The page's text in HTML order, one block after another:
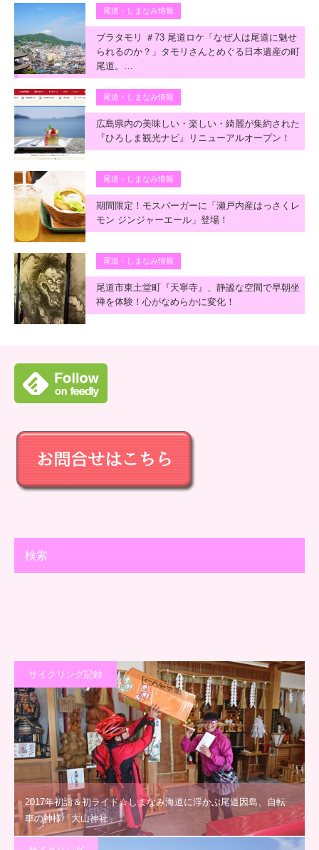
尾道・しまなみ情報
ブラタモリ ＃73 尾道ロケ「なぜ人は尾道に魅せ
られるのか？」タモリさんとめぐる日本遺産の町
尾道。…
尾道・しまなみ情報
広島県内の美味しい・楽しい・綺麗が集約された
『ひろしま観光ナビ』リニューアルオープン！
尾道・しまなみ情報
期間限定！モスバーガーに「瀬戸内産はっさくレ
モン ジンジャーエール」登場！
尾道・しまなみ情報
尾道市東土堂町『天寧寺』、静謐な空間で早朝坐
禅を体験！心がなめらかに変化！
検索
サイクリング記録
2017年初詣＆初ライド☆しまなみ海道に浮かぶ尾道因島、自転
車の神様「大山神社」…